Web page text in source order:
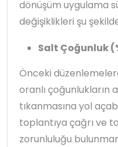
dönüşüm uygulama
değişiklikleri şu
Salt Çoğunluk
Önceki
oranlı çoğunlukların
tıkanmasına yol
toplantıya çağrı ve
zorunluluğu